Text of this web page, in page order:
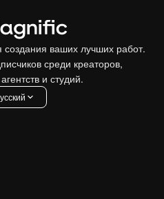
ваших лучших работ.
среди креаторов,
и студий.